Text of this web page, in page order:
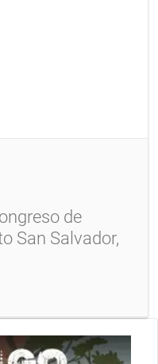
de
San Salvador,